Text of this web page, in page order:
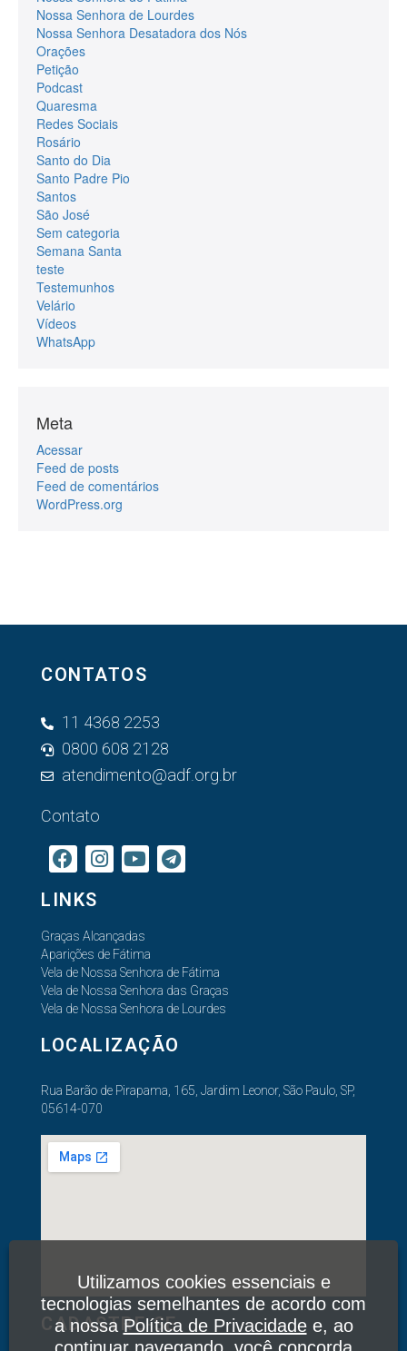
Nossa Senhora de Lourdes
Nossa Senhora Desatadora dos Nós
Orações
Petição
Podcast
Quaresma
Redes Sociais
Rosário
Santo do Dia
Santo Padre Pio
Santos
São José
Sem categoria
Semana Santa
teste
Testemunhos
Velário
Vídeos
WhatsApp
Meta
Acessar
Feed de posts
Feed de comentários
WordPress.org
CONTATOS
11 4368 2253
0800 608 2128
atendimento@adf.org.br
Contato
LINKS
Graças Alcançadas
Aparições de Fátima
Vela de Nossa Senhora de Fátima
Vela de Nossa Senhora das Graças
Vela de Nossa Senhora de Lourdes
LOCALIZAÇÃO
Rua Barão de Pirapama, 165, Jardim Leonor, São Paulo, SP,
05614-070
CADASTRE-SE
Utilizamos cookies essenciais e
tecnologias semelhantes de acordo com
a nossaPolítica de Privacidadee, ao